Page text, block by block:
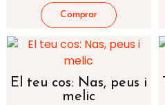
El teu cos: Nas, peus i
melic